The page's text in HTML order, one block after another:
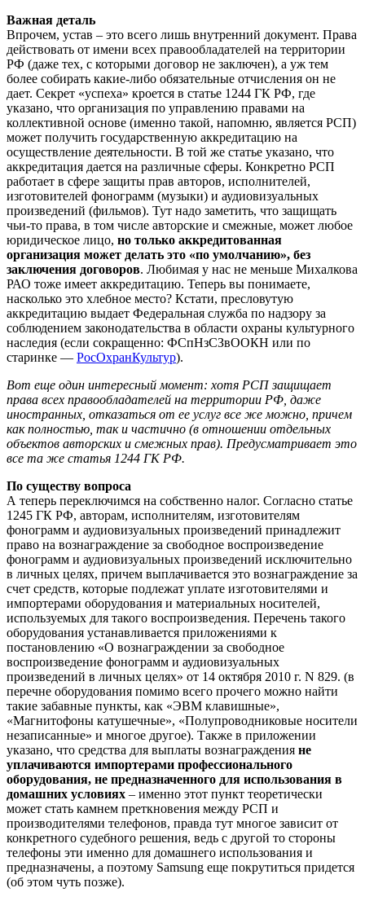
Важная деталь
Впрочем, устав – это всего лишь внутренний документ. Права
действовать от имени всех правообладателей на территории
РФ (даже тех, с которыми договор не заключен), а уж тем
более собирать какие-либо обязательные отчисления он не
дает. Секрет «успеха» кроется в статье 1244 ГК РФ, где
указано, что организация по управлению правами на
коллективной основе (именно такой, напомню, является РСП)
может получить государственную аккредитацию на
осуществление деятельности. В той же статье указано, что
аккредитация дается на различные сферы. Конкретно РСП
работает в сфере защиты прав авторов, исполнителей,
изготовителей фонограмм (музыки) и аудиовизуальных
произведений (фильмов). Тут надо заметить, что защищать
чьи-то права, в том числе авторские и смежные, может любое
юридическое лицо, но только аккредитованная
организация может делать это «по умолчанию», без
заключения договоров. Любимая у нас не меньше Михалкова
РАО тоже имеет аккредитацию. Теперь вы понимаете,
насколько это хлебное место? Кстати, пресловутую
аккредитацию выдает Федеральная служба по надзору за
соблюдением законодательства в области охраны культурного
наследия (если сокращенно: ФСпНзСЗвООКН или по
старинке — РосОхранКультур).
Вот еще один интересный момент: хотя РСП защищает
права всех правообладателей на территории РФ, даже
иностранных, отказаться от ее услуг все же можно, причем
как полностью, так и частично (в отношении отдельных
объектов авторских и смежных прав). Предусматривает это
все та же статья 1244 ГК РФ.
По существу вопроса
А теперь переключимся на собственно налог. Согласно статье
1245 ГК РФ, авторам, исполнителям, изготовителям
фонограмм и аудиовизуальных произведений принадлежит
право на вознаграждение за свободное воспроизведение
фонограмм и аудиовизуальных произведений исключительно
в личных целях, причем выплачивается это вознаграждение за
счет средств, которые подлежат уплате изготовителями и
импортерами оборудования и материальных носителей,
используемых для такого воспроизведения. Перечень такого
оборудования устанавливается приложениями к
постановлению «О вознаграждении за свободное
воспроизведение фонограмм и аудиовизуальных
произведений в личных целях» от 14 октября 2010 г. N 829. (в
перечне оборудования помимо всего прочего можно найти
такие забавные пункты, как «ЭВМ клавишные»,
«Магнитофоны катушечные», «Полупроводниковые носители
незаписанные» и многое другое). Также в приложении
указано, что средства для выплаты вознаграждения не
уплачиваются импортерами профессионального
оборудования, не предназначенного для использования в
домашних условиях – именно этот пункт теоретически
может стать камнем преткновения между РСП и
производителями телефонов, правда тут многое зависит от
конкретного судебного решения, ведь с другой то стороны
телефоны эти именно для домашнего использования и
предназначены, а поэтому Samsung еще покрутиться придется
(об этом чуть позже).